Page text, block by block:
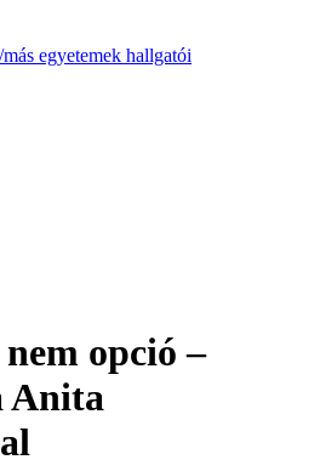
egyetemek hallgatói
opció –
Anita